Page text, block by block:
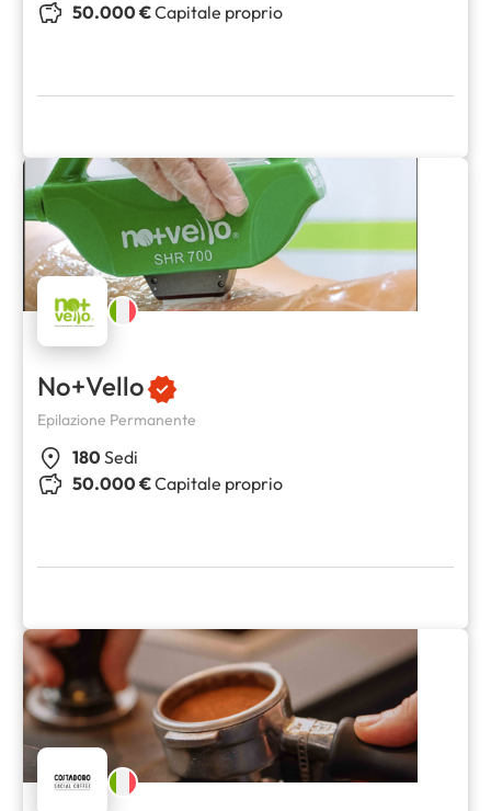
50.000 €Capitale proprio
No+Vello
Epilazione Permanente
180 Sedi
50.000 €Capitale proprio